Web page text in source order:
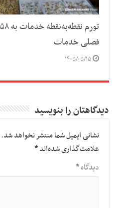
فصلی خدمات
۱۴۰۵/۰۵/۱۵
دیدگاهتان را بنویسید
نشانی ایمیل شما منتشر نخواهد شد.
علامت‌گذاری شده‌اند*
دیدگاه*